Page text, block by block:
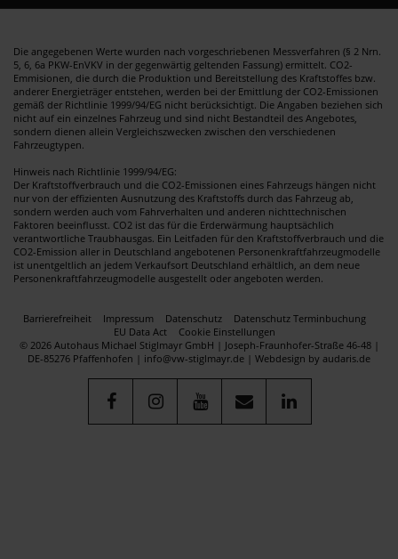
Die angegebenen Werte wurden nach vorgeschriebenen Messverfahren (§ 2 Nrn.
5, 6, 6a PKW-EnVKV in der gegenwärtig geltenden Fassung) ermittelt. CO2-
Emmisionen, die durch die Produktion und Bereitstellung des Kraftstoffes bzw.
anderer Energieträger entstehen, werden bei der Emittlung der CO2-Emissionen
gemäß der Richtlinie 1999/94/EG nicht berücksichtigt. Die Angaben beziehen sich
nicht auf ein einzelnes Fahrzeug und sind nicht Bestandteil des Angebotes,
sondern dienen allein Vergleichszwecken zwischen den verschiedenen
Fahrzeugtypen.
Hinweis nach Richtlinie 1999/94/EG:
Der Kraftstoffverbrauch und die CO2-Emissionen eines Fahrzeugs hängen nicht
nur von der effizienten Ausnutzung des Kraftstoffs durch das Fahrzeug ab,
sondern werden auch vom Fahrverhalten und anderen nichttechnischen
Faktoren beeinflusst. CO2 ist das für die Erderwärmung hauptsächlich
verantwortliche Traubhausgas. Ein Leitfaden für den Kraftstoffverbrauch und die
CO2-Emission aller in Deutschland angebotenen Personenkraftfahrzeugmodelle
ist unentgeltlich an jedem Verkaufsort Deutschland erhältlich, an dem neue
Personenkraftfahrzeugmodelle ausgestellt oder angeboten werden.
Barrierefreiheit Impressum Datenschutz
Datenschutz Terminbuchung
EU Data Act
Cookie Einstellungen
© 2026 Autohaus Michael Stiglmayr GmbH | Joseph-Fraunhofer-Straße 46-48 |
DE-85276 Pfaffenhofen | info@vw-stiglmayr.de | Webdesign by audaris.de